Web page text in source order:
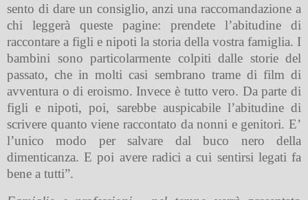
sento di dare un consiglio, anzi una raccomandazione a
chi leggerà queste pagine: prendete l’abitudine di
raccontare a figli e nipoti la storia della vostra famiglia. I
bambini sono particolarmente colpiti dalle storie del
passato, che in molti casi sembrano trame di film di
avventura o di eroismo. Invece è tutto vero. Da parte di
figli e nipoti, poi, sarebbe auspicabile l’abitudine di
scrivere quanto viene raccontato da nonni e genitori. E’
l’unico modo per salvare dal buco nero della
dimenticanza. E poi avere radici a cui sentirsi legati fa
bene a tutti”.